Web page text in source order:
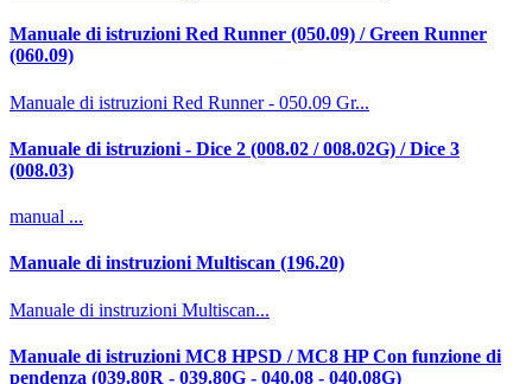
Manuale di istruzioni Red Runner (050.09) / Green Runner
(060.09)
Manuale di istruzioni Red Runner - 050.09 Gr...
Manuale di istruzioni - Dice 2 (008.02 / 008.02G) / Dice 3
(008.03)
manual ...
Manuale di instruzioni Multiscan (196.20)
Manuale di instruzioni Multiscan...
Manuale di istruzioni MC8 HPSD / MC8 HP Con funzione di
pendenza (039.80R - 039.80G - 040.08 - 040.08G)